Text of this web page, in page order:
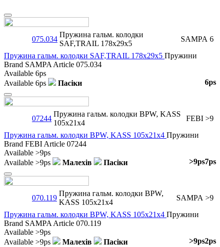
Close
075.034
Пружина гальм. колодки
SAF,TRAIL 178x29x5
SAMPA 6
Пружина гальм. колодки SAF,TRAIL 178x29x5 Пружини
Brand SAMPA Article 075.034
Available 6ps
Available 6ps Пасіки 6ps
Close
07244
Пружина гальм. колодки BPW, KASS
105x21x4
FEBI >9
Пружина гальм. колодки BPW, KASS 105x21x4 Пружини
Brand FEBI Article 07244
Available >9ps
Available >9ps Малехів 7ps
Пасіки >9ps
Close
070.119
Пружина гальм. колодки BPW,
KASS 105x21x4
SAMPA >9
Пружина гальм. колодки BPW, KASS 105x21x4 Пружини
Brand SAMPA Article 070.119
Available >9ps
Available >9ps Малехів 2ps
Пасіки >9ps